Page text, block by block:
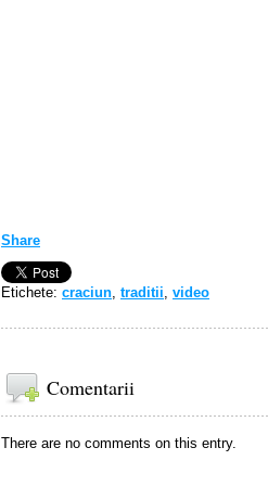
Share
Etichete: craciun, traditii, video
Comentarii
There are no comments on this entry.